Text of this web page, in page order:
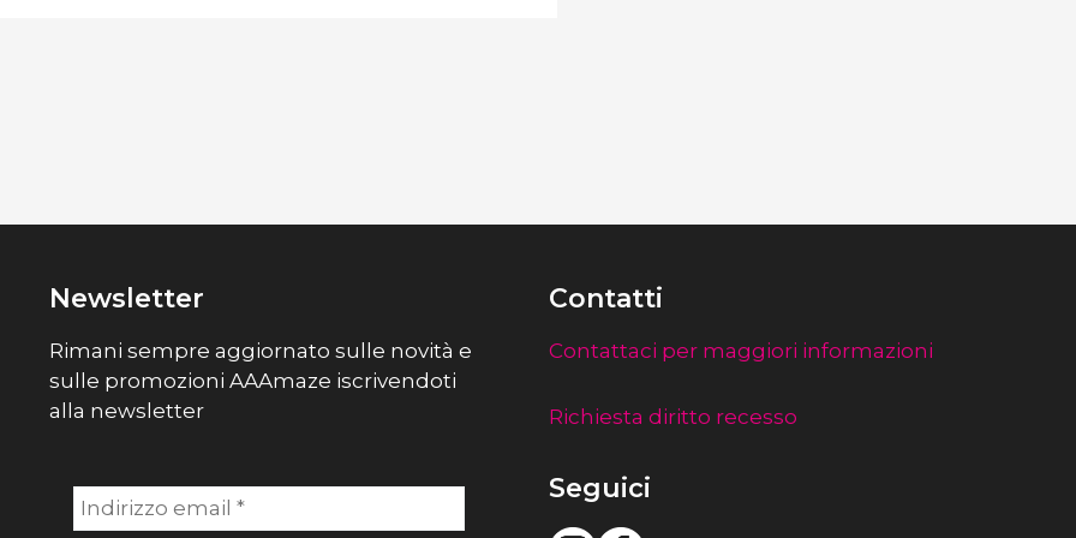
Newsletter
Rimani sempre aggiornato sulle novità e
sulle promozioni AAAmaze iscrivendoti
alla newsletter
Contatti
Contattaci per maggiori informazioni
Richiesta diritto recesso
Seguici